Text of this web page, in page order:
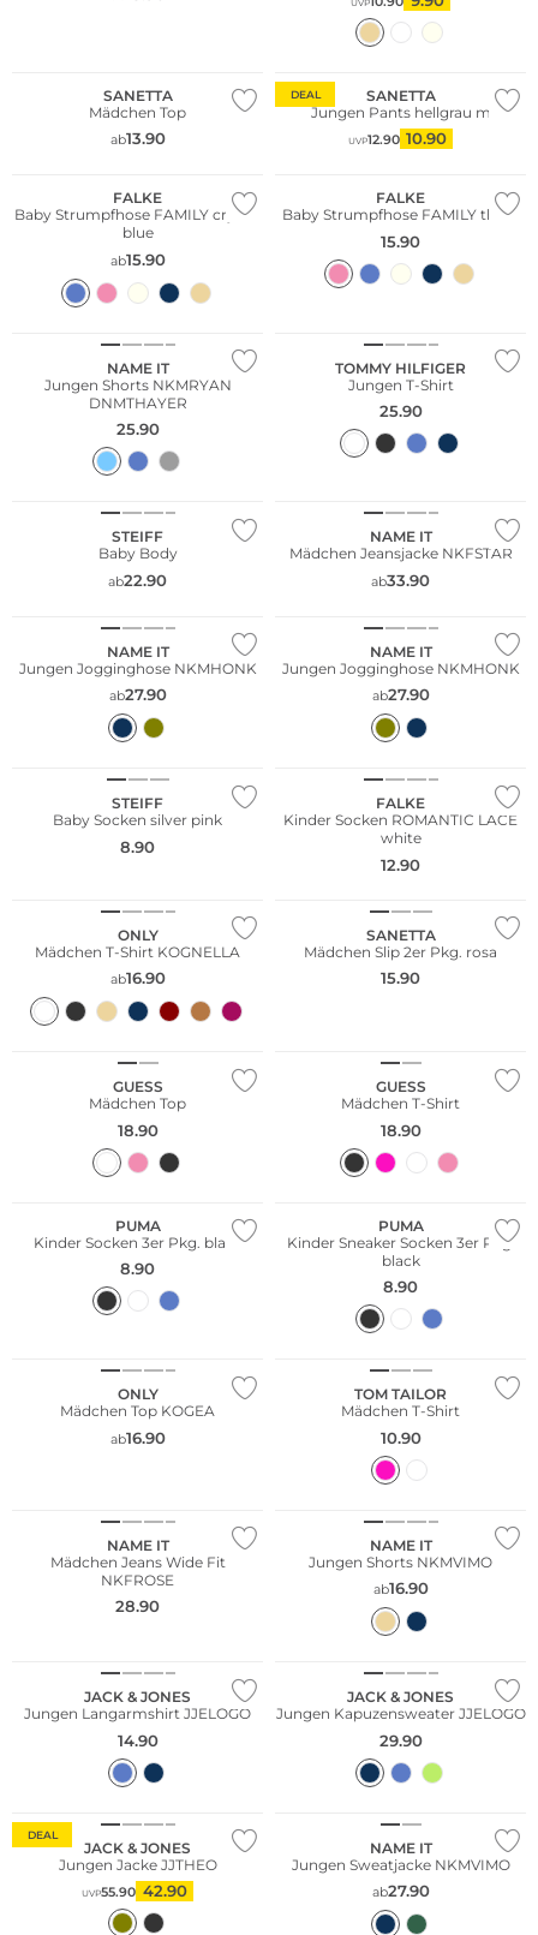
UVP
SANETTA
Mädchen Top
ab13.90
DEAL
SANETTA
Jungen Pants hellgrau m
UVP12.90 10.90
FALKE
Baby Strumpfhose FAMILY crystal
blue
ab15.90
FALKE
Baby Strumpfhose FAMILY thulit
15.90
NAME IT
Jungen Shorts NKMRYAN
DNMTHAYER
25.90
TOMMY HILFIGER
Jungen T-Shirt
25.90
STEIFF
Baby Body
ab22.90
NAME IT
Mädchen Jeansjacke NKFSTAR
ab33.90
NAME IT
Jungen Jogginghose NKMHONK
ab27.90
NAME IT
Jungen Jogginghose NKMHONK
ab27.90
STEIFF
Baby Socken silver pink
8.90
FALKE
Kinder Socken ROMANTIC LACE
white
12.90
ONLY
Mädchen T-Shirt KOGNELLA
ab16.90
SANETTA
Mädchen Slip 2er Pkg. rosa
15.90
GUESS
Mädchen Top
18.90
GUESS
Mädchen T-Shirt
18.90
PUMA
Kinder Socken 3er Pkg. black
8.90
PUMA
Kinder Sneaker Socken 3er Pkg.
black
8.90
ONLY
Mädchen Top KOGEA
ab16.90
TOM TAILOR
Mädchen T-Shirt
10.90
NAME IT
Mädchen Jeans Wide Fit
NKFROSE
28.90
NAME IT
Jungen Shorts NKMVIMO
ab16.90
JACK & JONES
Jungen Langarmshirt JJELOGO
14.90
JACK & JONES
Jungen Kapuzensweater JJELOGO
29.90
DEAL
JACK & JONES
Jungen Jacke JJTHEO
UVP55.90 42.90
NAME IT
Jungen Sweatjacke NKMVIMO
ab27.90